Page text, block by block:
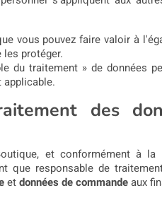
vous pouvez faire valoir à
protéger.
du traitement » de données
des
et conformément à
que responsable de
et données de commande aux